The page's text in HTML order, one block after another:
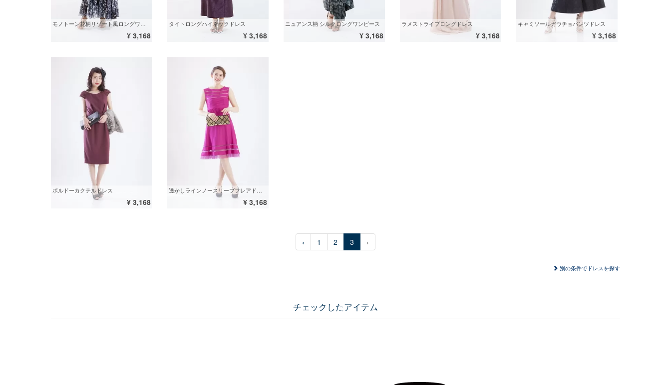
モノトーン花柄リゾート風ロングワンピース
¥ 3,168
タイトロングハイネックドレス
¥ 3,168
ニュアンス柄 シルクロングワンピース
¥ 3,168
ラメストライプロングドレス
¥ 3,168
キャミソールガウチョパンツドレス
¥ 3,168
ボルドーカクテルドレス
¥ 3,168
透かしラインノースリーブフレアドレス
¥ 3,168
‹ 1 2 3 ›
別の条件でドレスを探す
チェックしたアイテム